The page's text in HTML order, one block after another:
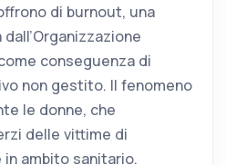
di burnout, una
conseguenza di
non gestito. Il fenomeno
le donne, che
delle vittime di
ambito sanitario.